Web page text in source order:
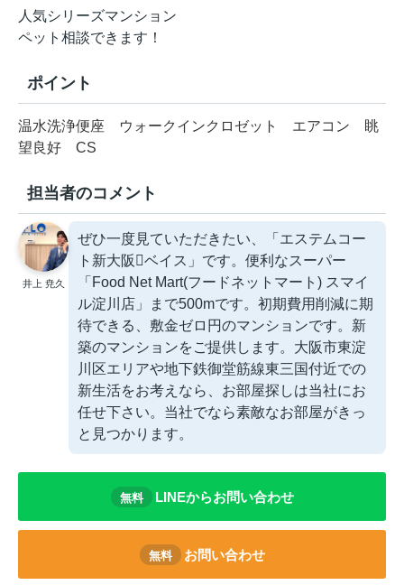
人気シリーズマンション
ペット相談できます！
ポイント
温水洗浄便座 ウォークインクロゼット エアコン
眺
望良好
CS
担当者のコメント
井上 尭久
ぜひ一度見ていただきたい、「エステムコー
ト新大阪ベイス」です。便利なスーパー
「Food Net Mart(フードネットマート) スマイ
ル淀川店」まで500mです。初期費用削減に期
待できる、敷金ゼロ円のマンションです。新
築のマンションをご提供します。大阪市東淀
川区エリアや地下鉄御堂筋線東三国付近での
新生活をお考えなら、お部屋探しは当社にお
任せ下さい。当社でなら素敵なお部屋がきっ
と見つかります。
無料 LINEからお問い合わせ
無料 お問い合わせ